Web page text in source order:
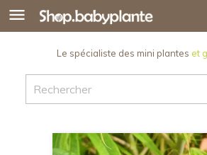

Le spécialiste des mini plantes et